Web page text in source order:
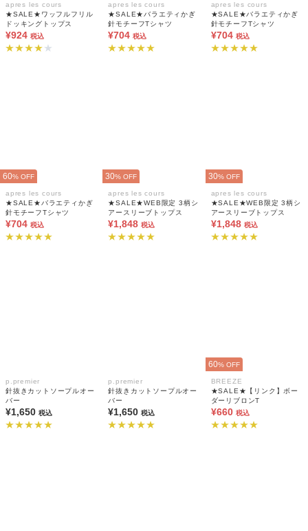
apres les cours
★SALE★ワッフルフリル
ドッキングトップス
¥924 税込
apres les cours
★SALE★バラエティかぎ
針モチーフTシャツ
¥704 税込
apres les cours
★SALE★バラエティかぎ
針モチーフTシャツ
¥704 税込
60% OFF
apres les cours
★SALE★バラエティかぎ
針モチーフTシャツ
¥704 税込
30% OFF
apres les cours
★SALE★WEB限定 3柄シ
アースリーブトップス
¥1,848 税込
30% OFF
apres les cours
★SALE★WEB限定 3柄シ
アースリーブトップス
¥1,848 税込
p.premier
針抜きカットソープルオー
バー
¥1,650 税込
p.premier
針抜きカットソープルオー
バー
¥1,650税込
60% OFF
BREEZE
★SALE★【リンク】ボー
ダーリブロンT
¥660 税込